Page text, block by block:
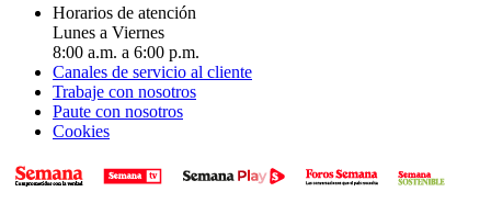
Horarios de atención
Lunes a Viernes
8:00 a.m. a 6:00 p.m.
Canales de servicio al cliente
Trabaje con nosotros
Paute con nosotros
Cookies